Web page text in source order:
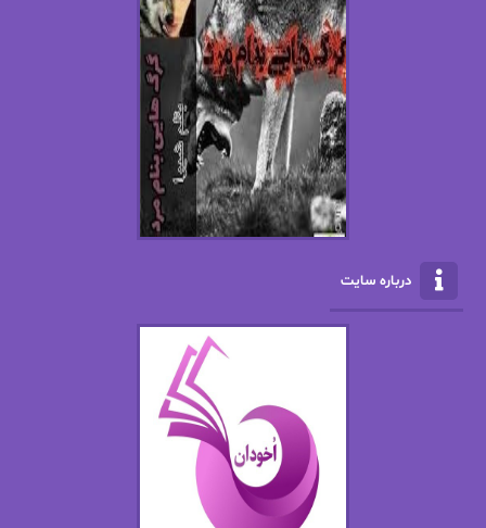
اصغر زاده
اکرم محمدی
الف صاد
الکساندر دوما
الناز پاکپور‌
الناز محمدی
امیر فرهی
باران
بهار سلطانی
بهاره شیرازی
درباره سایت